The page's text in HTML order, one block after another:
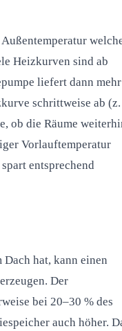
Heizkurven sind ab
liefert dann mehr
schrittweise ab (z.
ob die Räume
Vorlauftemperatur
entsprechend
hat, kann einen
Der
bei 20–30 % des
auch höher.